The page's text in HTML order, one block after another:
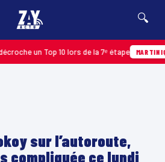
🔍
un Top 10 lors de la 7ᵉ étape MARTINIQUE
sur l’autoroute,
compliquée ce lundi